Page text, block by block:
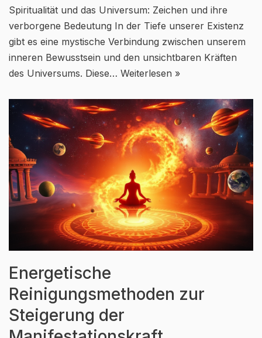
Spiritualität und das Universum: Zeichen und ihre
verborgene Bedeutung In der Tiefe unserer Existenz
gibt es eine mystische Verbindung zwischen unserem
inneren Bewusstsein und den unsichtbaren Kräften
des Universums. Diese… Weiterlesen »
Energetische
Reinigungsmethoden zur
Steigerung der